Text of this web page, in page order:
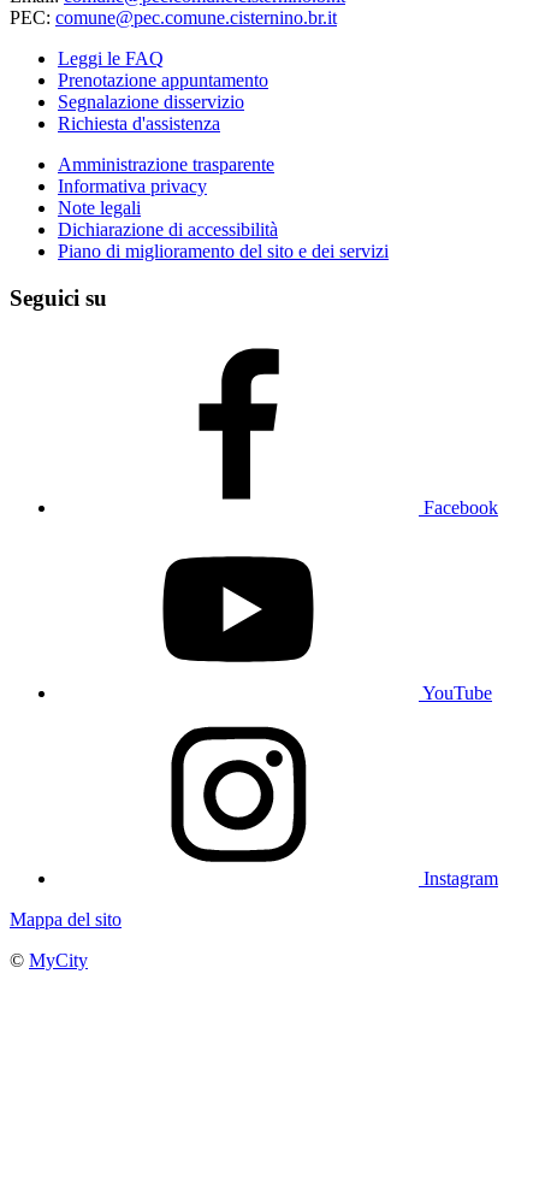
PEC: comune@pec.comune.cisternino.br.it
Leggi le FAQ
Prenotazione appuntamento
Segnalazione disservizio
Richiesta d'assistenza
Amministrazione trasparente
Informativa privacy
Note legali
Dichiarazione di accessibilità
Piano di miglioramento del sito e dei servizi
Seguici su
Facebook
YouTube
Instagram
Mappa del sito
© MyCity